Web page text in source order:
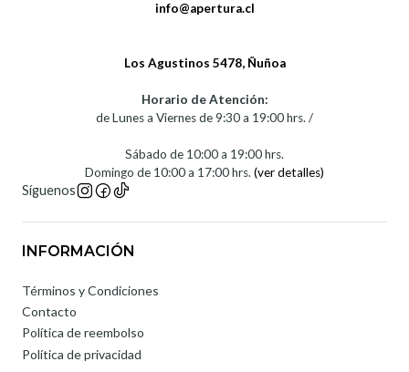
info@apertura.cl
Los Agustinos 5478, Ñuñoa
Horario de Atención:
de Lunes a Viernes de 9:30 a 19:00 hrs. /
Sábado de 10:00 a 19:00 hrs.
Domingo de 10:00 a 17:00 hrs.(ver detalles)
Síguenos
INFORMACIÓN
Términos y Condiciones
Contacto
Política de reembolso
Política de privacidad